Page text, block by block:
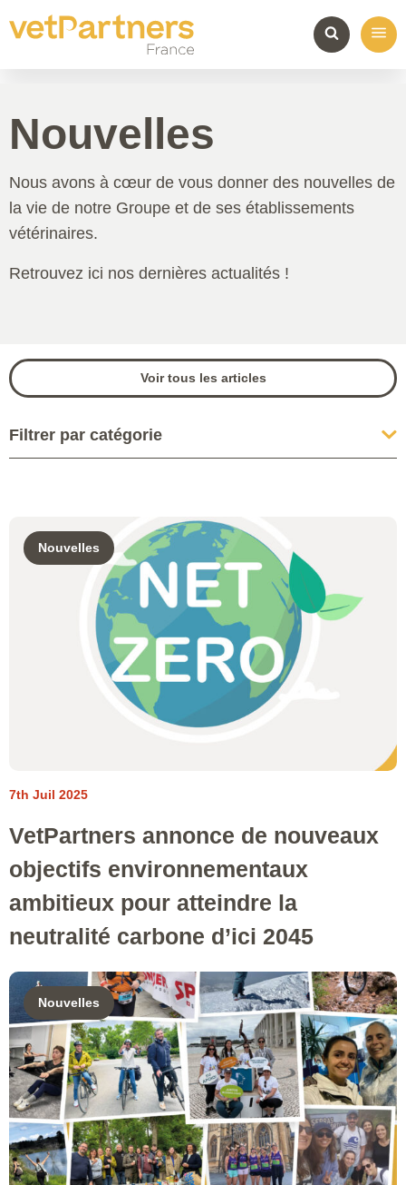
Nouvelles
Nous avons à cœur de vous donner des nouvelles de
la vie de notre Groupe et de ses établissements
vétérinaires.
Retrouvez ici nos dernières actualités !
Voir tous les articles
Filtrer par catégorie
Nouvelles
7th Juil 2025
VetPartners annonce de nouveaux
objectifs environnementaux
ambitieux pour atteindre la
neutralité carbone d’ici 2045
Nouvelles